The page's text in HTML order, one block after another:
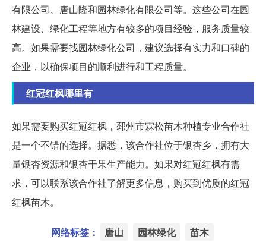
有限公司、唐山隆和园林绿化有限公司等。这些公司在园
林建设、绿化工程等地方有较多的项目经验，服务质量较
高。如果需要找园林绿化公司，建议选择有实力和口碑的
企业，以确保项目的顺利进行和工程质量。
红冠红枫哪里有
如果需要购买红冠红枫，邳州市霖松苗木种植专业合作社
是一个不错的选择。据悉，该合作社位于银杏乡，拥有大
量银杏资源和银杏干果生产能力。如果对红冠红枫有需
求，可以联系该合作社了解更多信息，购买到优质的红冠
红枫苗木。
网络标签： 唐山 园林绿化 苗木